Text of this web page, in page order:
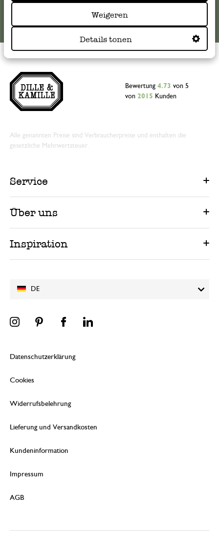
Weigeren
Details tonen
DE
Bewertung 4.73 von 5
von 2015 Kunden
Alle genannten Preise sind Verbraucherpreise und enthalten die
gesetzliche Mehrwertsteuer.
Service
Über uns
Inspiration
Datenschutzerklärung
Cookies
Widerrufsbelehrung
Lieferung und Versandkosten
Kundeninformation
Impressum
AGB